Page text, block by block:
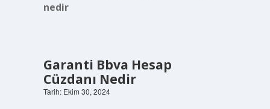
nedir
Garanti Bbva Hesap
Cüzdanı Nedir
Tarih: Ekim 30, 2024